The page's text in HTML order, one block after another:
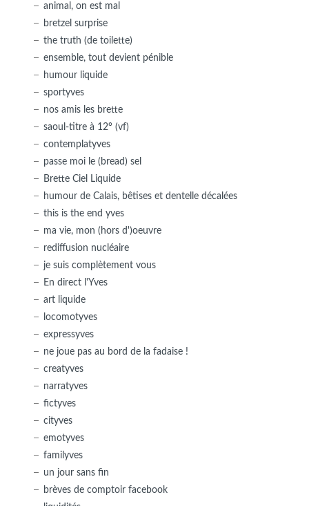
animal, on est mal
bretzel surprise
the truth (de toilette)
ensemble, tout devient pénible
humour liquide
sportyves
nos amis les brette
saoul-titre à 12° (vf)
contemplatyves
passe moi le (bread) sel
Brette Ciel Liquide
humour de Calais, bêtises et dentelle décalées
this is the end yves
ma vie, mon (hors d')oeuvre
rediffusion nucléaire
je suis complètement vous
En direct l'Yves
art liquide
locomotyves
expressyves
ne joue pas au bord de la fadaise !
creatyves
narratyves
fictyves
cityves
emotyves
familyves
un jour sans fin
brèves de comptoir facebook